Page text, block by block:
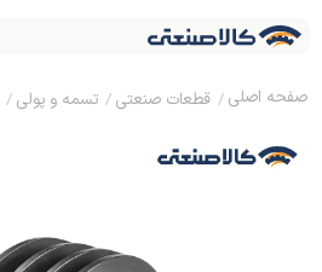
قطعات صنعتی تسمه و پولی